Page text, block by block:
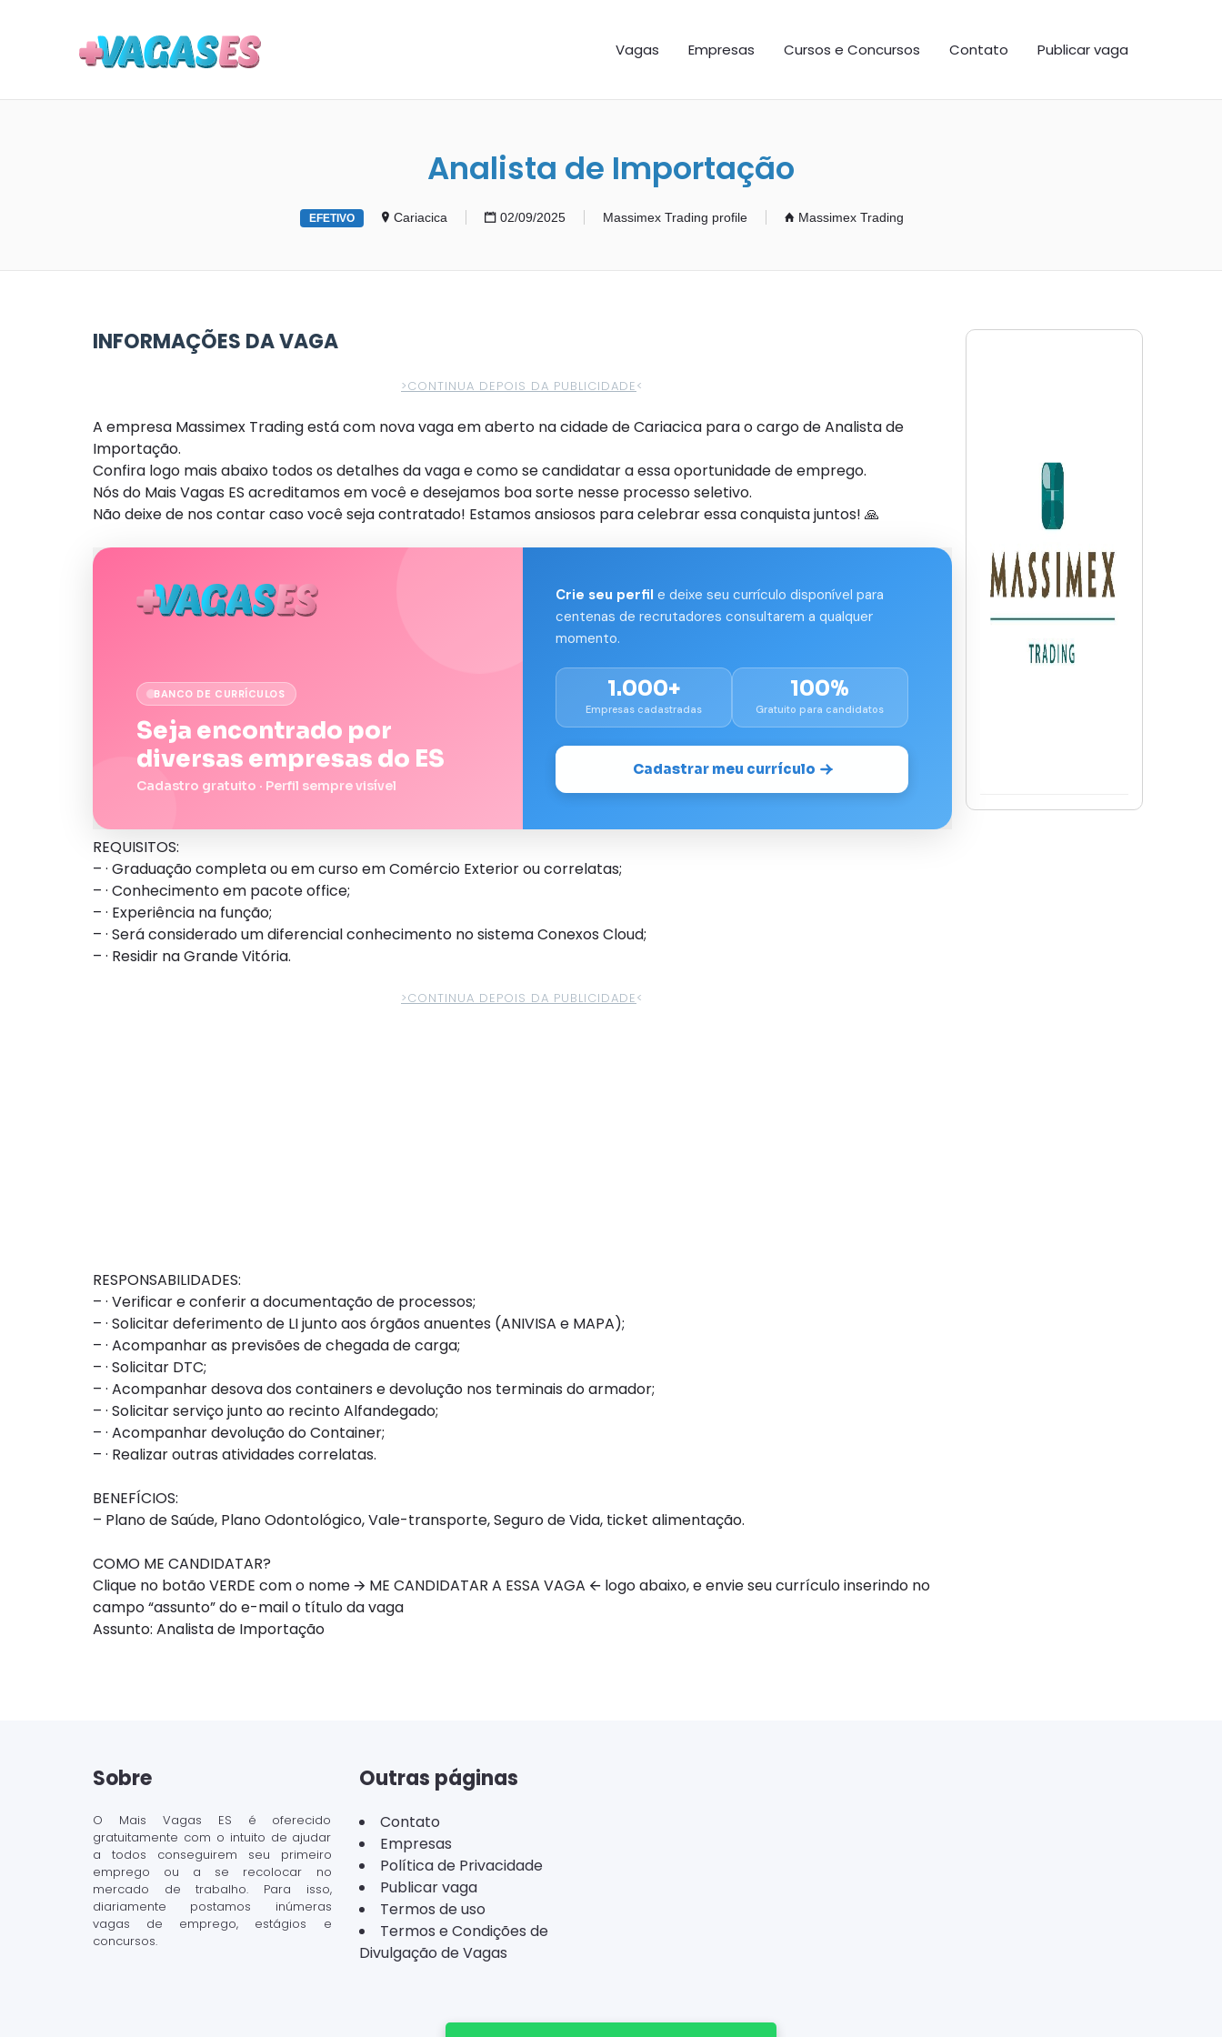
Vagas Empresas Cursos e Concursos Contato Publicar vaga
Analista de Importação
EFETIVO Cariacica 02/09/2025 Massimex Trading profile Massimex Trading
INFORMAÇÕES DA VAGA
>CONTINUA DEPOIS DA PUBLICIDADE<
A empresa Massimex Trading está com nova vaga em aberto na cidade de Cariacica para o cargo de Analista de
Importação.
Confira logo mais abaixo todos os detalhes da vaga e como se candidatar a essa oportunidade de emprego.
Nós do Mais Vagas ES acreditamos em você e desejamos boa sorte nesse processo seletivo.
Não deixe de nos contar caso você seja contratado! Estamos ansiosos para celebrar essa conquista juntos! 🙏
BANCO DE CURRÍCULOS
Seja encontrado por
diversas empresas do ES
Cadastro gratuito · Perfil sempre visível
Crie seu perfil e deixe seu currículo disponível para
centenas de recrutadores consultarem a qualquer
momento.
1.000+
Empresas cadastradas
100%
Gratuito para candidatos
Cadastrar meu currículo
REQUISITOS:
– · Graduação completa ou em curso em Comércio Exterior ou correlatas;
– · Conhecimento em pacote office;
– · Experiência na função;
– · Será considerado um diferencial conhecimento no sistema Conexos Cloud;
– · Residir na Grande Vitória.
>CONTINUA DEPOIS DA PUBLICIDADE<
RESPONSABILIDADES:
– · Verificar e conferir a documentação de processos;
– · Solicitar deferimento de LI junto aos órgãos anuentes (ANIVISA e MAPA);
– · Acompanhar as previsões de chegada de carga;
– · Solicitar DTC;
– · Acompanhar desova dos containers e devolução nos terminais do armador;
– · Solicitar serviço junto ao recinto Alfandegado;
– · Acompanhar devolução do Container;
– · Realizar outras atividades correlatas.
BENEFÍCIOS:
– Plano de Saúde, Plano Odontológico, Vale-transporte, Seguro de Vida, ticket alimentação.
COMO ME CANDIDATAR?
Clique no botão VERDE com o nome 🡪 ME CANDIDATAR A ESSA VAGA 🡨 logo abaixo, e envie seu currículo inserindo no
campo “assunto” do e-mail o título da vaga
Assunto: Analista de Importação
Sobre
O Mais Vagas ES é oferecido
gratuitamente com o intuito de ajudar
a todos conseguirem seu primeiro
emprego ou a se recolocar no
mercado de trabalho. Para isso,
diariamente postamos inúmeras
vagas de emprego, estágios e
concursos.
Outras páginas
Contato
Empresas
Política de Privacidade
Publicar vaga
Termos de uso
Termos e Condições de
Divulgação de Vagas